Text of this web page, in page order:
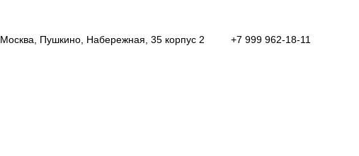
Москва, Пушкино, Набережная, 35 корпус 2 +7 999 962-18-11